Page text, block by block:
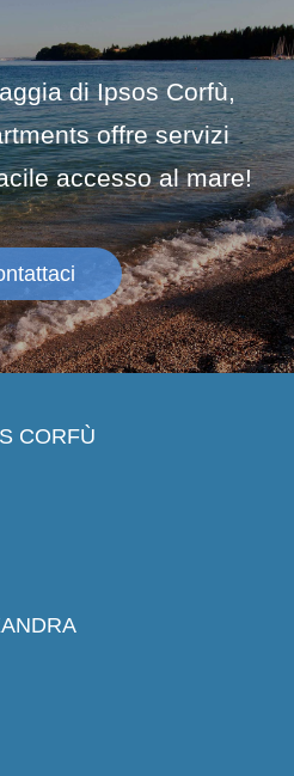
di Ipsos Corfù,
offre servizi
accesso al mare!
CORFÙ